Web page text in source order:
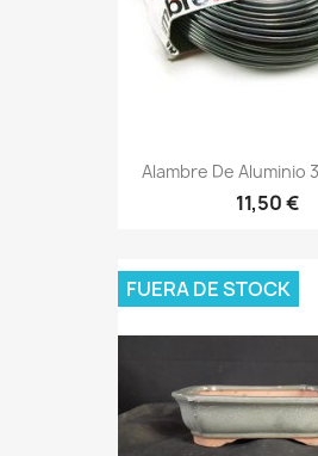
Alambre De Aluminio
11,50 €
FUERA DE STOCK